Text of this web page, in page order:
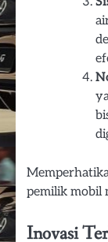
pemilik mobil
Inovasi